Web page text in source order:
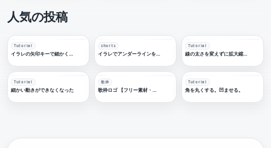
人気の投稿
Tutorial
イラレの矢印キーで細かく移動する
shorts
イラレでアンダーラインを引く
Tutorial
線の太さを変えずに拡大縮小する
Tutorial
細かい動きができなくなった
歌枠
歌枠ロゴ 【フリー素材・サムネ素材】
Tutorial
角を丸くする。凹ませる。